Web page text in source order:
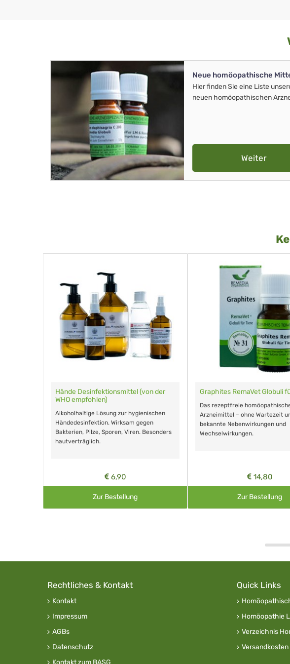
Neue homöopathische
Hier finden Sie eine Liste
neuen homöopathischen
Weiter
Hände Desinfektionsmittel (von der
WHO empfohlen)
Alkoholhaltige Lösung zur hygienischen
Händedesinfektion. Wirksam gegen
Bakterien, Pilze, Sporen, Viren. Besonders
hautverträglich.
6,90
Zur Bestellung
Graphites RemaVet Globuli
Das rezeptfreie
Arzneimittel – ohne Wartezeit
bekannte Nebenwirkungen und
Wechselwirkungen.
14,80
Zur Bestellung
Rechtliches & Kontakt
Kontakt
Impressum
AGBs
Datenschutz
Kontakt zum BASG
Quick Links
Homöopathie
Verzeichnis
Versandkosten